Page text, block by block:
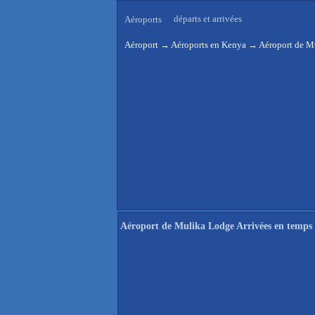
Aéroports départs et arrivées
Aéroport → Aéroports en Kenya → Aéroport de
Aéroport de Mulika Lodge Arrivées en temps